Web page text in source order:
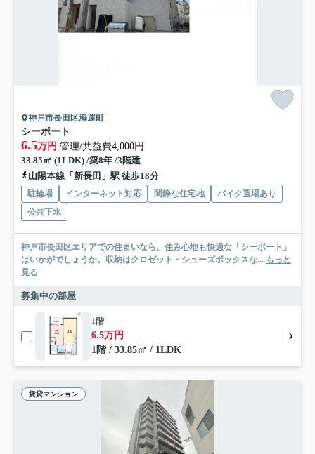
神戸市長田区海運町
シーポート
6.5万円 管理/共益費4,000円
33.85㎡ (1LDK) /築8年 /3階建
山陽本線「新長田」駅 徒歩18分
駐輪場 インターネット対応 閑静な住宅地
バイク置場あり
公共下水
神戸市長田区エリアでの住まいなら、住み心地も快適な「シーポート」
はいかがでしょうか。収納はクロゼット・シューズボックスな... もっと
見る
募集中の部屋
1階
6.5万円
1階 / 33.85㎡ / 1LDK
賃貸マンション